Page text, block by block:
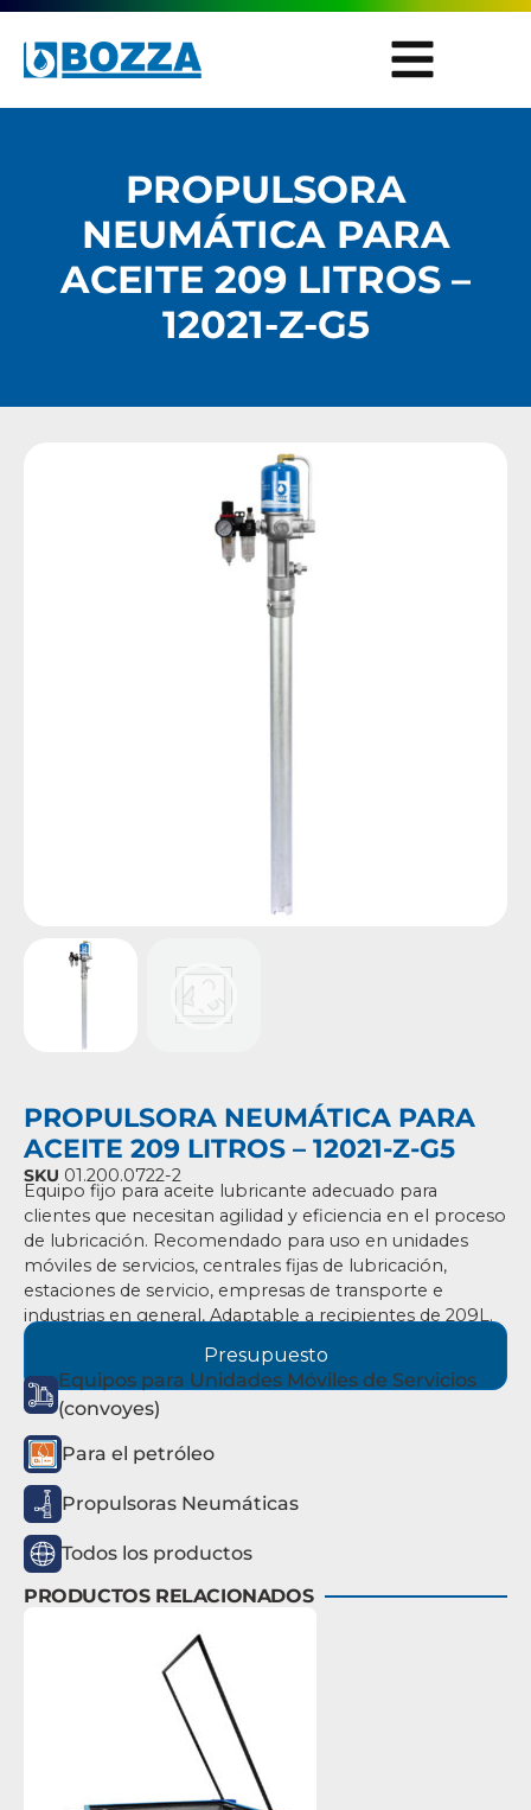
PROPULSORA
NEUMÁTICA PARA
ACEITE 209 LITROS –
12021-Z-G5
PROPULSORA NEUMÁTICA PARA
ACEITE 209 LITROS – 12021-Z-G5
SKU 01.200.0722-2
Equipo fijo para aceite lubricante adecuado para
clientes que necesitan agilidad y eficiencia en el proceso
de lubricación. Recomendado para uso en unidades
móviles de servicios, centrales fijas de lubricación,
estaciones de servicio, empresas de transporte e
industrias en general, Adaptable a recipientes de 209L.
Presupuesto
Equipos para Unidades Móviles de Servicios
(convoyes)
Para el petróleo
Propulsoras Neumáticas
Todos los productos
PRODUCTOS RELACIONADOS